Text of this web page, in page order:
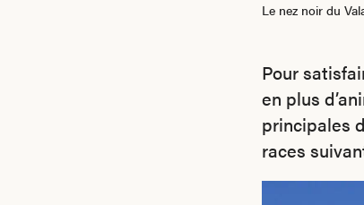
Le nez noir du
Pour
en plus
principales
races